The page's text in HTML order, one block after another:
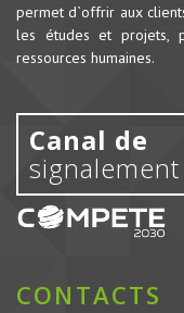
permet d`offrir aux
les études et projets,
ressources humaines.
Canal de
signalement
CONTACTS